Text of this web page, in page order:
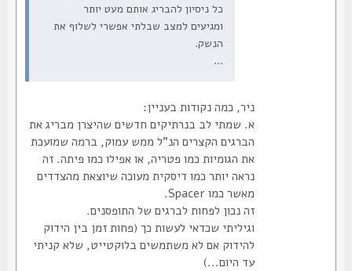
כל ניסיון להבריג אותם מעט יותר
ומגיעים למצב שבלתי אפשרי לשלוף את
הנשק.
ניר, כמה נקודות בעניין:
א. שמתי לב בנרתיקים חדשים שהיצרן מבריג את
הברגים הקצרים הנ"ל ממש עמוק, ברמה שמועכת
את הגומיות כמו פטריה, או אפילו כמו פיתה. זה
נראה יותר כמו דיסקית מעוכה שיוצאת מהצדדים
מאשר כמו Spacer.
זה נכון לפחות לברגים של התופסנים.
וגיליתי שכדאי לעשות כך (פחות זמן בין הידוק
להידוק אם לא משתמשים בלוקטייט, שלא קניתי
עד היום...)